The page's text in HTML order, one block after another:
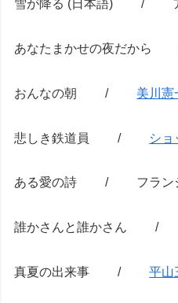
雪が降る (日本語) /
あなたまかせの夜だか
おんなの朝 / 美川憲
悲しき鉄道員 / ショ
ある愛の詩 / フランシ
誰かさんと誰かさ
真夏の出来事 /平山